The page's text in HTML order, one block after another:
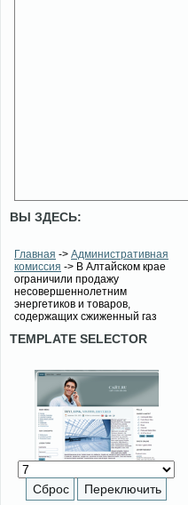
ВЫ ЗДЕСЬ:
Главная -> Административная
комиссия -> В Алтайском крае
ограничили продажу
несовершеннолетним
энергетиков и товаров,
содержащих сжиженный газ
TEMPLATE SELECTOR